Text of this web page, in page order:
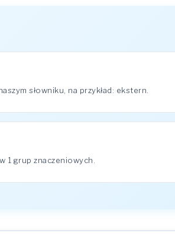
słowniku, na przykład: ekstern.
1 grup znaczeniowych.